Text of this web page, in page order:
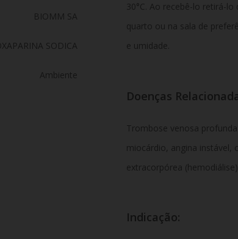
BIOMM SA
SODICA
Ambiente
30°C. Ao recebê-lo retirá-
quarto ou na sala de
e umidade.
Doenças
Trombose venosa profunda
miocárdio, angina instável,
extracorpórea (hemodiálise).
Indicação: